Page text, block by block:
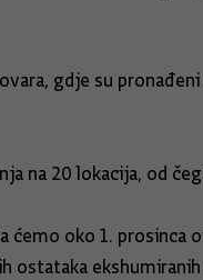
gdje su
na 20 lokacija, od
oko 1.